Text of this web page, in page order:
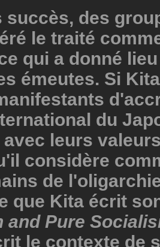
succès, des
le traité
qui a donné
émeutes. Si
du
leurs
considère
de
que Kita écrit
and Pure
le contexte de